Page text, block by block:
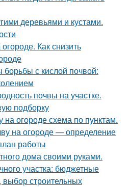
деревьями и кустами.
Как снизить
с кислой почвой:
почвы на участке.
подборку
на огороде схема по пунктам.
на огороде — определение
работы
дома своими руками.
участка: бюджетные
выбор строительных